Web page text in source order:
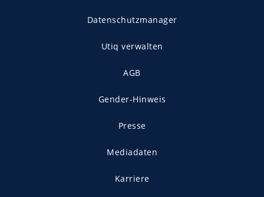
Datenschutzmanager
Utiq verwalten
AGB
Gender-Hinweis
Presse
Mediadaten
Karriere